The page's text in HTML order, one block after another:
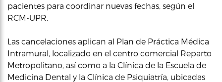
pacientes para coordinar nuevas fechas, según el
RCM-UPR.
Las cancelaciones aplican al Plan de Práctica Médica
Intramural, localizado en el centro comercial Reparto
Metropolitano, así como a la Clínica de la Escuela de
Medicina Dental y la Clínica de Psiquiatría, ubicadas